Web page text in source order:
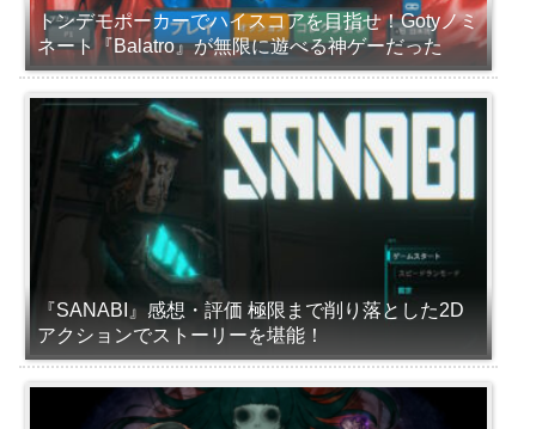
トンデモポーカーでハイスコアを目指せ！Gotyノミ
ネート『Balatro』が無限に遊べる神ゲーだった
『SANABI』感想・評価 極限まで削り落とした2D
アクションでストーリーを堪能！